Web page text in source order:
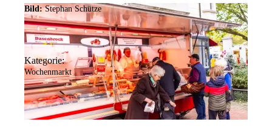
Bild: Stephan Schütze
Kategorie:
Wochenmarkt